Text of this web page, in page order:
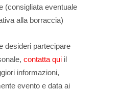
(consigliata eventuale
alla borraccia)
desideri partecipare
contatta qui il
informazioni,
evento e data ai